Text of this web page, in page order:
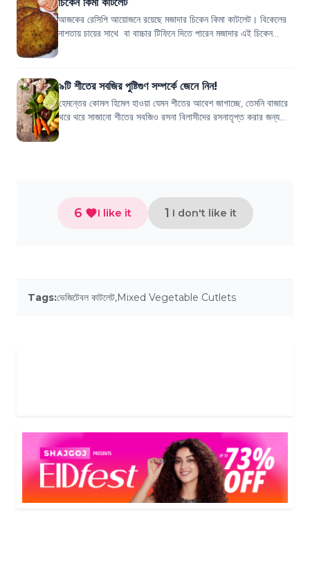
আজকের রেসিপি আয়োজনে রয়েছে মজাদার চিকেন কিমা কাটলেট। বিকেলের
নাশতায় চায়ের সাথে বা বাচ্চার টিফিনে দিতে পারেন মজাদার এই চিকেন
কাটলেট। দেখে নিন কীভাবে এই...
৯টি শীতের সবজির পুষ্টিগুণ সম্পর্কে জেনে নিন!
হেমন্তের কোমল হিমেল হাওয়া যেমন শীতের আবেশ জাগাচ্ছে, তেমনি বাজারে
থরে থরে সাজানো শীতের সবজিও রসনা বিলাসীদের রসনাতৃপ্ত করার জন্য
6 I like it 1 I don't like it
Tags:ভেজিটেবল কাটলেট,Mixed Vegetable Cutlets